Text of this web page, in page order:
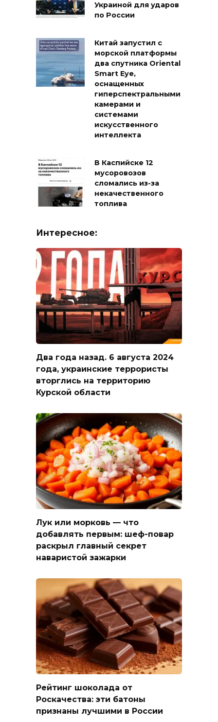
Украиной для ударов
по России
Китай запустил с
морской платформы
два спутника Oriental
Smart Eye,
оснащенных
гиперспектральными
камерами и
системами
искусственного
интеллекта
В Каспийске 12
мусоровозов
сломались из-за
некачественного
топлива
Интересное:
Два года назад. 6 августа 2024
года, украинские террористы
вторглись на территорию
Курской области
Лук или морковь — что
добавлять первым: шеф-повар
раскрыл главный секрет
наваристой зажарки
Рейтинг шоколада от
Роскачества: эти батоны
признаны лучшими в России